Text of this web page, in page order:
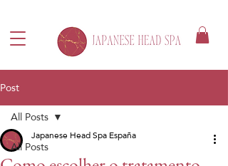
Post
All Posts
All Posts
Japanese Head Spa España